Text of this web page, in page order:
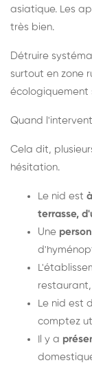
asiatique. Les
très bien.
Détruire
surtout en zone
écologiquement
Quand
Cela dit,
hésitation.
Le nid est
terrasse,
Une
Le nid est
comptez
Il y a